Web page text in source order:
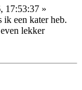
17:53:37 »
een kater heb.
lekker